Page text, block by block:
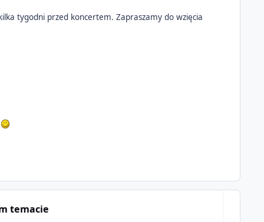
tygodni przed koncertem. Zapraszamy do wzięcia
temacie